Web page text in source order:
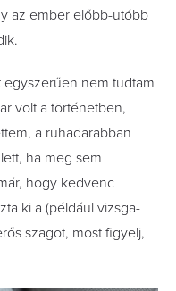
az ember előbb-utóbb
nem tudtam
volt a történetben,
a ruhadarabban
ha meg sem
hogy kedvenc
ki a (például vizsga-
szagot, most figyelj,